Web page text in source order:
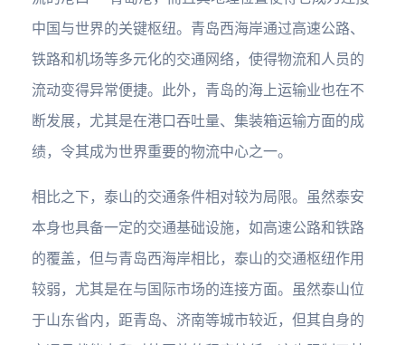
中国与世界的关键枢纽。青岛西海岸通过高速公路、
铁路和机场等多元化的交通网络，使得物流和人员的
流动变得异常便捷。此外，青岛的海上运输业也在不
断发展，尤其是在港口吞吐量、集装箱运输方面的成
绩，令其成为世界重要的物流中心之一。
相比之下，泰山的交通条件相对较为局限。虽然泰安
本身也具备一定的交通基础设施，如高速公路和铁路
的覆盖，但与青岛西海岸相比，泰山的交通枢纽作用
较弱，尤其是在与国际市场的连接方面。虽然泰山位
于山东省内，距青岛、济南等城市较近，但其自身的